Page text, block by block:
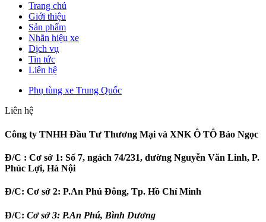
Trang chủ
Giới thiệu
Sản phẩm
Nhãn hiệu xe
Dịch vụ
Tin tức
Liên hệ
Phụ tùng xe Trung Quốc
Liên hệ
Công ty TNHH Đầu Tư Thương Mại và XNK Ô TÔ Bảo Ngọc
Đ/C : Cơ sở 1: Số 7, ngách 74/231, đường Nguyễn Văn Linh, P.
Phúc Lợi, Hà Nội
Đ/C: Cơ sở 2: P.An Phú Đông, Tp. Hồ Chí Minh
Đ/C: Cơ sở 3: P.An Phú, Bình Dương